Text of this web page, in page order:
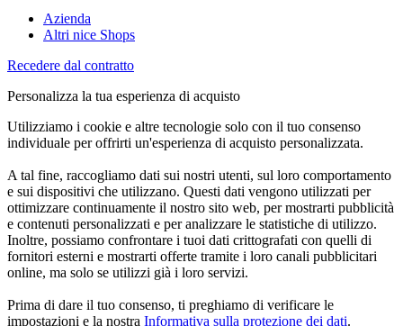
Azienda
Altri nice Shops
Recedere dal contratto
Personalizza la tua esperienza di acquisto
Utilizziamo i cookie e altre tecnologie solo con il tuo consenso
individuale per offrirti un'esperienza di acquisto personalizzata.
A tal fine, raccogliamo dati sui nostri utenti, sul loro comportamento
e sui dispositivi che utilizzano. Questi dati vengono utilizzati per
ottimizzare continuamente il nostro sito web, per mostrarti pubblicità
e contenuti personalizzati e per analizzare le statistiche di utilizzo.
Inoltre, possiamo confrontare i tuoi dati crittografati con quelli di
fornitori esterni e mostrarti offerte tramite i loro canali pubblicitari
online, ma solo se utilizzi già i loro servizi.
Prima di dare il tuo consenso, ti preghiamo di verificare le
impostazioni e la nostra Informativa sulla protezione dei dati.